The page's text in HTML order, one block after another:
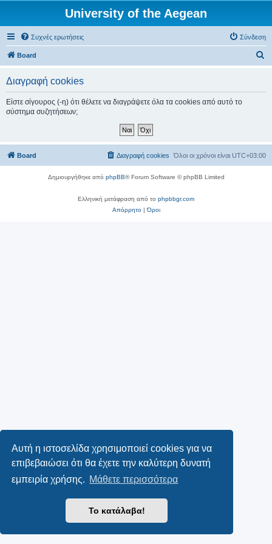
Αυτή η ιστοσελίδα χρησιμοποιεί cookies για να
επιβεβαιώσει ότι θα έχετε την καλύτερη δυνατή
εμπειρία χρήσης. Μάθετε περισσότερα
Το κατάλαβα!
University of the Aegean
Συχνές ερωτήσεις Σύνδεση
Board
σ
Διαγραφή cookies
Είστε σίγουρος (-η) ότι θέλετε να διαγράψετε όλα τα cookies από αυτό το
σύστημα συζητήσεων;
Board Όλοι οι χρόνοι είναι UTC+03:00
Διαγραφή cookies
Δημιουργήθηκε από phpBB® Forum Software © phpBB Limited
Ελληνική μετάφραση από το phpbbgr.com
Απόρρητο|Όροι